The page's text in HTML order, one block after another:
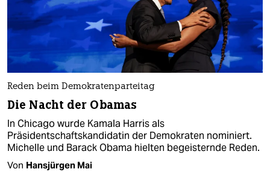
Reden beim Demokratenparteitag
Die Nacht der Obamas
In Chicago wurde Kamala Harris als
Präsidentschaftskandidatin der Demokraten nominiert.
Michelle und Barack Obama hielten begeisternde Reden.
Von Hansjürgen Mai